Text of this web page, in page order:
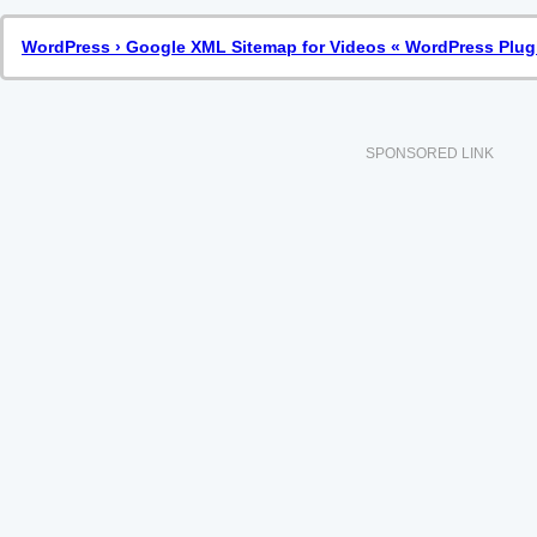
WordPress › Google XML Sitemap for Videos « WordPress
SPONSORED LINK